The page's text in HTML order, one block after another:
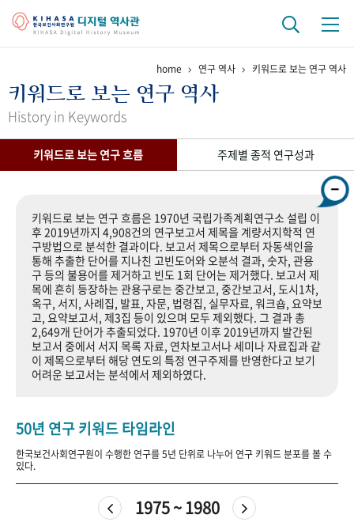
걸어온 길 기관 변천사 역대 기관장
연구 역사
기록물 아카이브
사진 아카이브 문서 기록물 행정박물 영상 기록물
+1주년 기념
성과 50선 숫자로 보는 50년 50+1주년 광장
세계와 함께 한 KIHASA
VR 역사관
home 연구 역사 키워드로 보는 연구 역사
키워드로 보는 연구 역사
History in Keywords
키워드로 보는 연구 흐름 주제별 종적 연구성과
키워드로 보는 연구 흐름은 1970년 국립가족계획연구소 설립 이
후 2019년까지 4,908건의 연구보고서 제목을 계량서지학적 연
구방법으로 분석한 결과이다. 보고서 제목으로부터 자동색인을
통해 추출한 단어를 지나친 고빈도어와 오분석 결과, 숫자, 관용
구 등의 불용어를 제거하고 빈도 1회 단어는 제거했다. 보고서 제
목에 흔히 등장하는 관용구로는 중간보고, 중간보고서, 도시1차,
옥구, 서지, 사례집, 발표, 자문, 법령집, 실무자료, 워크숍, 요약보
고, 요약보고서, 제3집 등이 있으며 모두 제외했다. 그 결과 총
2,649개 단어가 추출되었다. 1970년 이후 2019년까지 발간된
보고서 중에서 서지 목록 자료, 연차보고서나 세미나 자료집과 같
이 제목으로부터 해당 연도의 특정 연구주제를 반영한다고 보기
어려운 보고서는 분석에서 제외하였다.
50년 연구 키워드 타임라인
한국보건사회연구원이 수행한 연구를 5년 단위로 나누어 연구 키워드 분포를 볼 수
있다.
1975 ~ 1980